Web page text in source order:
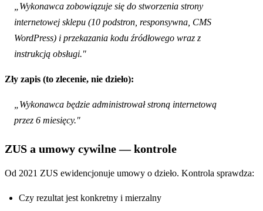
„Wykonawca zobowiązuje się do stworzenia strony
internetowej sklepu (10 podstron, responsywna, CMS
WordPress) i przekazania kodu źródłowego wraz z
instrukcją obsługi."
Zły zapis (to zlecenie, nie dzieło):
„Wykonawca będzie administrował stroną internetową
przez 6 miesięcy."
ZUS a umowy cywilne — kontrole
Od 2021 ZUS ewidencjonuje umowy o dzieło. Kontrola sprawdza:
Czy rezultat jest konkretny i mierzalny